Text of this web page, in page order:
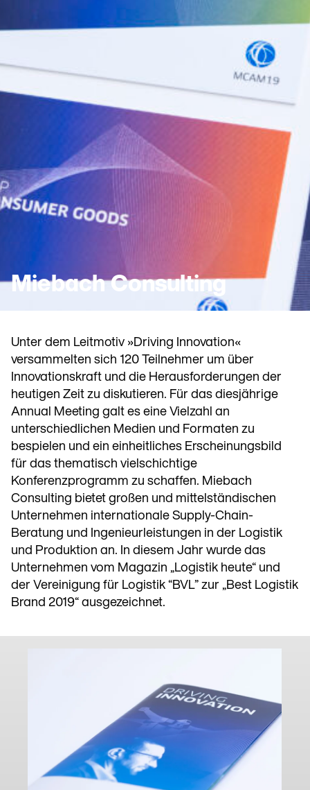
Miebach Consulting
Unter dem Leitmotiv »Driving Innovation«
versammelten sich 120 Teilnehmer um über
Innovationskraft und die Herausforderungen der
heutigen Zeit zu diskutieren. Für das diesjährige
Annual Meeting galt es eine Vielzahl an
unterschiedlichen Medien und Formaten zu
bespielen und ein einheitliches Erscheinungsbild
für das thematisch vielschichtige
Konferenzprogramm zu schaffen. Miebach
Consulting bietet großen und mittelständischen
Unternehmen internationale Supply-Chain-
Beratung und Ingenieurleistungen in der Logistik
und Produktion an. In diesem Jahr wurde das
Unternehmen vom Magazin „Logistik heute“ und
der Vereinigung für Logistik “BVL” zur „Best Logistik
Brand 2019“ ausgezeichnet.